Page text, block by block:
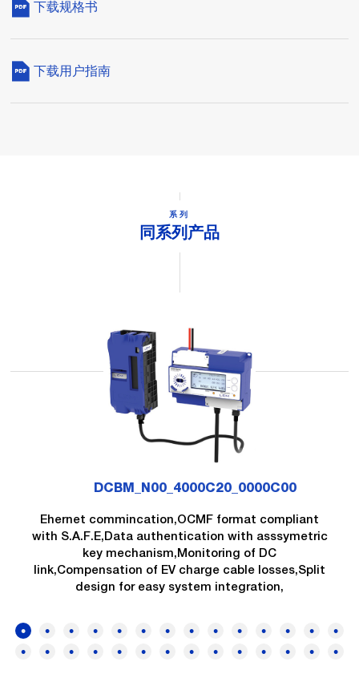
下载规格书
下载用户指南
系列
同系列产品
DCBM_N00_4000C20_0000C00
Ehernet commincation,OCMF format compliant
with S.A.F.E,Data authentication with asssymetric
key mechanism,Monitoring of DC
link,Compensation of EV charge cable losses,Split
design for easy system integration,